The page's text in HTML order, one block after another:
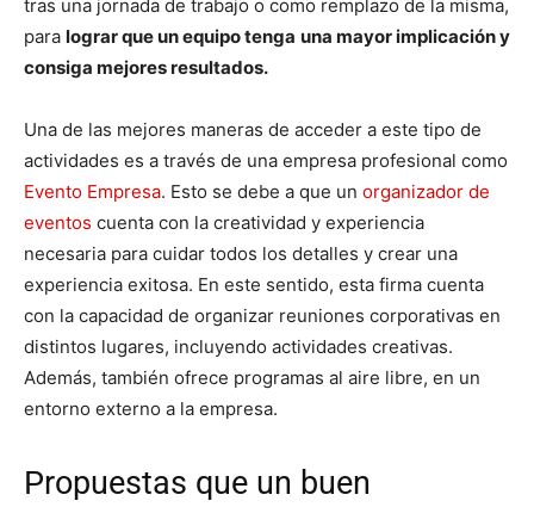
tras una jornada de trabajo o como remplazo de la misma,
para lograr que un equipo tenga una mayor implicación y
consiga mejores resultados.
Una de las mejores maneras de acceder a este tipo de
actividades es a través de una empresa profesional como
Evento Empresa. Esto se debe a que un organizador de
eventos cuenta con la creatividad y experiencia
necesaria para cuidar todos los detalles y crear una
experiencia exitosa. En este sentido, esta firma cuenta
con la capacidad de organizar reuniones corporativas en
distintos lugares, incluyendo actividades creativas.
Además, también ofrece programas al aire libre, en un
entorno externo a la empresa.
Propuestas que un buen